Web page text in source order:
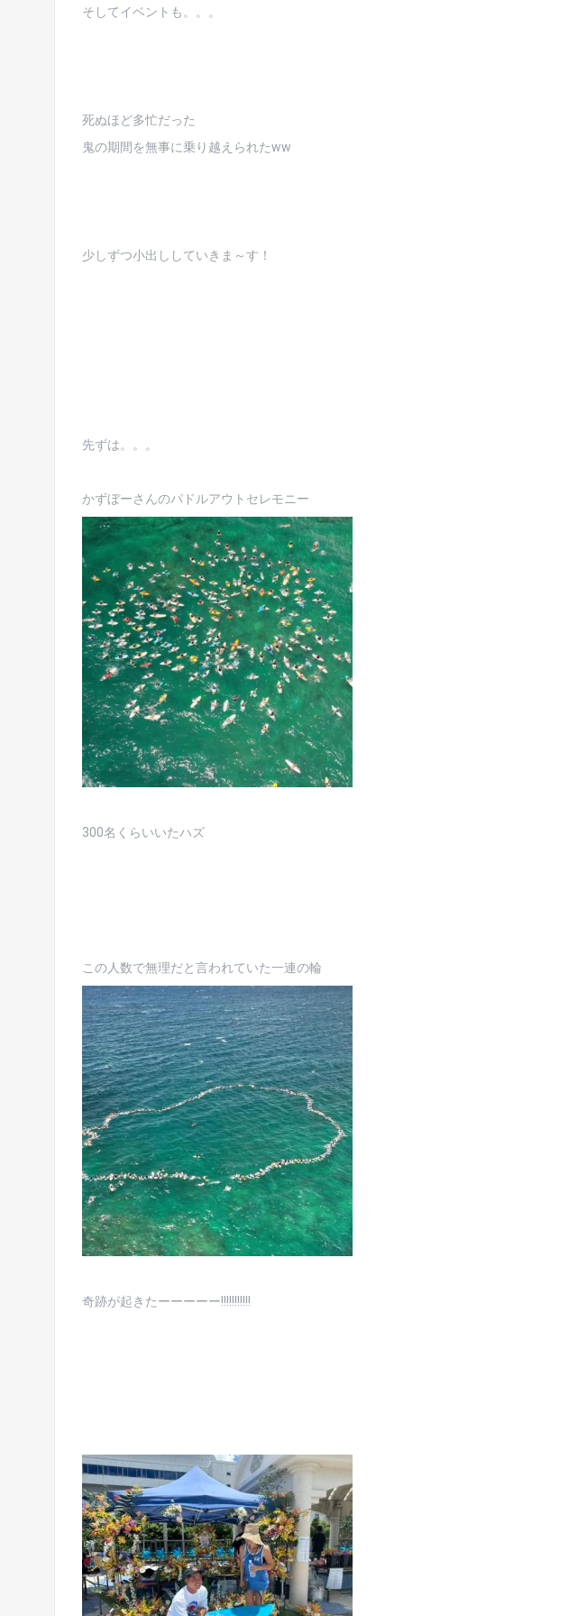
そしてイベントも。。。
死ぬほど多忙だった
鬼の期間を無事に乗り越えられたww
少しずつ小出ししていきま～す！
先ずは。。。
かずぼーさんのパドルアウトセレモニー
300名くらいいたハズ
この人数で無理だと言われていた一連の輪
奇跡が起きたーーーーー!!!!!!!!!!!